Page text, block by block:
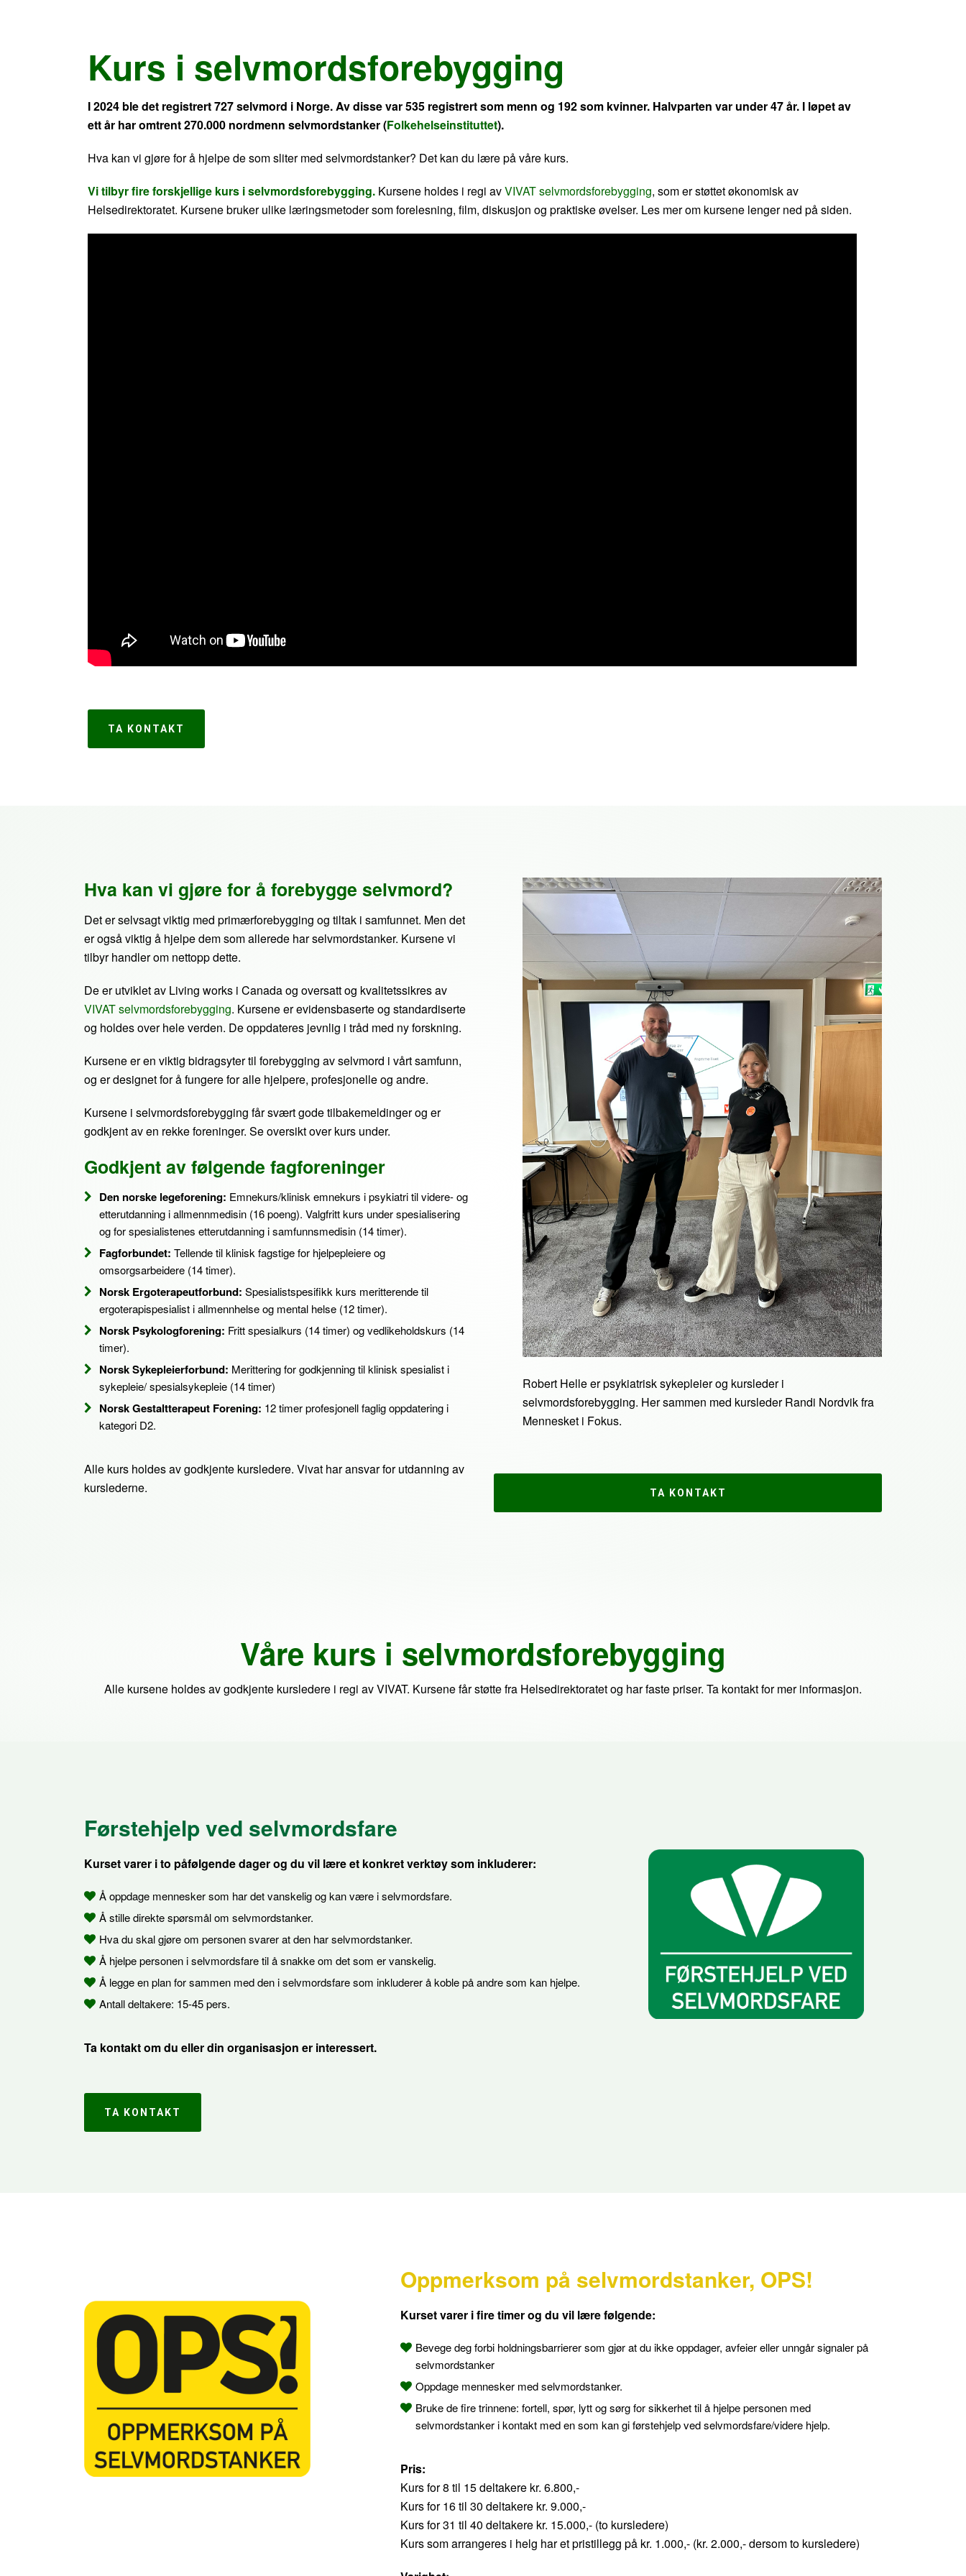
Kurs i selvmordsforebygging
I 2024 ble det registrert 727 selvmord i Norge. Av disse var 535 registrert som menn og 192 som kvinner. Halvparten var under 47 år. I løpet av
ett år har omtrent 270.000 nordmenn selvmordstanker (Folkehelseinstituttet).
Hva kan vi gjøre for å hjelpe de som sliter med selvmordstanker? Det kan du lære på våre kurs.
Vi tilbyr fire forskjellige kurs i selvmordsforebygging. Kursene holdes i regi avVIVAT selvmordsforebygging, som er støttet økonomisk av
Helsedirektoratet. Kursene bruker ulike læringsmetoder som forelesning, film, diskusjon og praktiske øvelser. Les mer om kursene lenger ned på siden.
TA KONTAKT
Hva kan vi gjøre for å forebygge selvmord?
Det er selvsagt viktig med primærforebygging og tiltak i samfunnet. Men det
er også viktig å hjelpe dem som allerede har selvmordstanker. Kursene vi
tilbyr handler om nettopp dette.
De er utviklet av Living works i Canada og oversatt og kvalitetssikres av
VIVAT selvmordsforebygging. Kursene er evidensbaserte og standardiserte
og holdes over hele verden. De oppdateres jevnlig i tråd med ny forskning.
Kursene er en viktig bidragsyter til forebygging av selvmord i vårt samfunn,
og er designet for å fungere for alle hjelpere, profesjonelle og andre.
Kursene i selvmordsforebygging får svært gode tilbakemeldinger og er
godkjent av en rekke foreninger. Se oversikt over kurs under.
Godkjent av følgende fagforeninger
Den norske legeforening: Emnekurs/klinisk emnekurs i psykiatri til videre- og
etterutdanning i allmennmedisin (16 poeng). Valgfritt kurs under spesialisering
og for spesialistenes etterutdanning i samfunnsmedisin (14 timer).
Fagforbundet: Tellende til klinisk fagstige for hjelpepleiere og
omsorgsarbeidere (14 timer).
Norsk Ergoterapeutforbund: Spesialistspesifikk kurs meritterende til
ergoterapispesialist i allmennhelse og mental helse (12 timer).
Norsk Psykologforening: Fritt spesialkurs (14 timer) og vedlikeholdskurs (14
timer).
Norsk Sykepleierforbund: Merittering for godkjenning til klinisk spesialist i
sykepleie/ spesialsykepleie (14 timer)
Norsk Gestaltterapeut Forening: 12 timer profesjonell faglig oppdatering i
kategori D2.
Alle kurs holdes av godkjente kursledere. Vivat har ansvar for utdanning av
kurslederne.
Robert Helle er psykiatrisk sykepleier og kursleder i
selvmordsforebygging. Her sammen med kursleder Randi Nordvik fra
Mennesket i Fokus.
TA KONTAKT
Våre kurs i selvmordsforebygging
Alle kursene holdes av godkjente kursledere i regi av VIVAT. Kursene får støtte fra Helsedirektoratet og har faste priser. Ta kontakt for mer informasjon.
Førstehjelp ved selvmordsfare
Kurset varer i to påfølgende dager og du vil lære et konkret verktøy som inkluderer:
Å oppdage mennesker som har det vanskelig og kan være i selvmordsfare.
Å stille direkte spørsmål om selvmordstanker.
Hva du skal gjøre om personen svarer at den har selvmordstanker.
Å hjelpe personen i selvmordsfare til å snakke om det som er vanskelig.
Å legge en plan for sammen med den i selvmordsfare som inkluderer å koble på andre som kan hjelpe.
Antall deltakere: 15-45 pers.
Ta kontakt om du eller din organisasjon er interessert.
TA KONTAKT
Oppmerksom på selvmordstanker, OPS!
Kurset varer i fire timer og du vil lære følgende:
Bevege deg forbi holdningsbarrierer som gjør at du ikke oppdager, avfeier eller unngår signaler på
selvmordstanker
Oppdage mennesker med selvmordstanker.
Bruke de fire trinnene: fortell, spør, lytt og sørg for sikkerhet til å hjelpe personen med
selvmordstanker i kontakt med en som kan gi førstehjelp ved selvmordsfare/videre hjelp.
Pris:
Kurs for 8 til 15 deltakere kr. 6.800,-
Kurs for 16 til 30 deltakere kr. 9.000,-
Kurs for 31 til 40 deltakere kr. 15.000,- (to kursledere)
Kurs som arrangeres i helg har et pristillegg på kr. 1.000,- (kr. 2.000,- dersom to kursledere)